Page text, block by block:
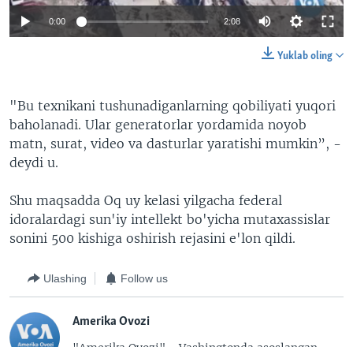
0:00 2:08
Yuklab oling
"Bu texnikani tushunadiganlarning qobiliyati yuqori
baholanadi. Ular generatorlar yordamida noyob
matn, surat, video va dasturlar yaratishi mumkin”, -
deydi u.
Shu maqsadda Oq uy kelasi yilgacha federal
idoralardagi sun'iy intellekt bo'yicha mutaxassislar
sonini 500 kishiga oshirish rejasini e'lon qildi.
Ulashing Follow us
Amerika Ovozi